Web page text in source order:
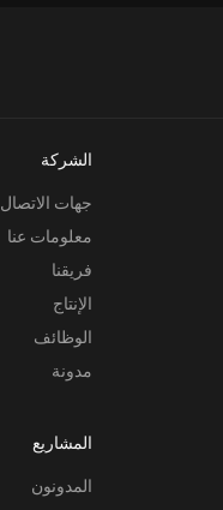
الشركة
جهات الاتصال
معلومات عنا
فريقنا
الإنتاج
الوظائف
مدونة
المشاريع
المدونون